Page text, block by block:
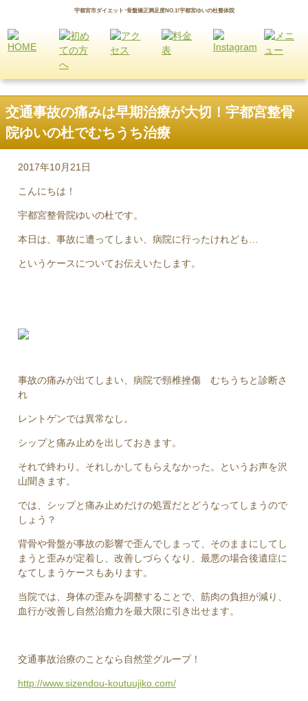
宇都宮市ダイエット･骨盤矯正満足度NO.1!宇都宮ゆいの杜整体院
交通事故の痛みは早期治療が大切！宇都宮整骨
院ゆいの杜でむちうち治療
2017年10月21日
こんにちは！
宇都宮整骨院ゆいの杜です。
本日は、事故に遭ってしまい、病院に行ったけれども…
というケースについてお伝えいたします。
事故の痛みが出てしまい、病院で頸椎挫傷 むちうちと診断さ
れ
レントゲンでは異常なし。
シップと痛み止めを出しておきます。
それで終わり。それしかしてもらえなかった。というお声を沢
山聞きます。
では、シップと痛み止めだけの処置だとどうなってしまうので
しょう？
背骨や骨盤が事故の影響で歪んでしまって、そのままにしてし
まうと歪みが定着し、改善しづらくなり、最悪の場合後遺症に
なてしまうケースもあります。
当院では、身体の歪みを調整することで、筋肉の負担が減り、
血行が改善し自然治癒力を最大限に引き出せます。
交通事故治療のことなら自然堂グループ！
http://www.sizendou-koutuujiko.com/